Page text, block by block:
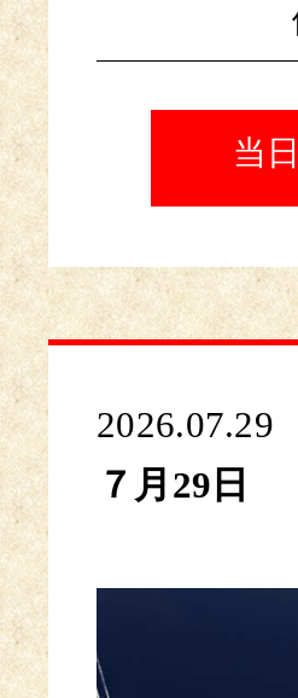
当
2026.07.29
７月29日